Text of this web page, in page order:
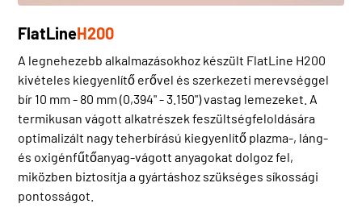
FlatLineH200
A legnehezebb alkalmazásokhoz készült FlatLine H200
kivételes kiegyenlítő erővel és szerkezeti merevséggel
bír 10 mm - 80 mm (0,394" - 3.150") vastag lemezeket. A
termikusan vágott alkatrészek feszültségfeloldására
optimalizált nagy teherbírású kiegyenlítő plazma-, láng-
és oxigénfűtőanyag-vágott anyagokat dolgoz fel,
miközben biztosítja a gyártáshoz szükséges síkossági
pontosságot.